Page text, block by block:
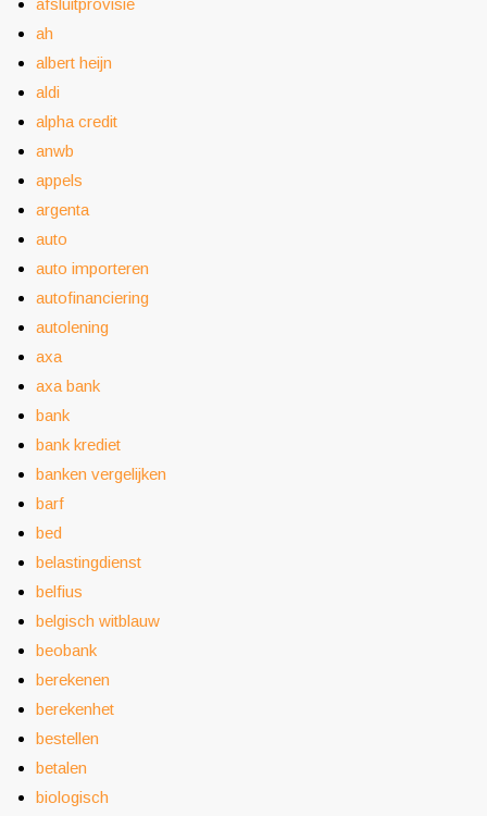
afsluitprovisie
ah
albert heijn
aldi
alpha credit
anwb
appels
argenta
auto
auto importeren
autofinanciering
autolening
axa
axa bank
bank
bank krediet
banken vergelijken
barf
bed
belastingdienst
belfius
belgisch witblauw
beobank
berekenen
berekenhet
bestellen
betalen
biologisch